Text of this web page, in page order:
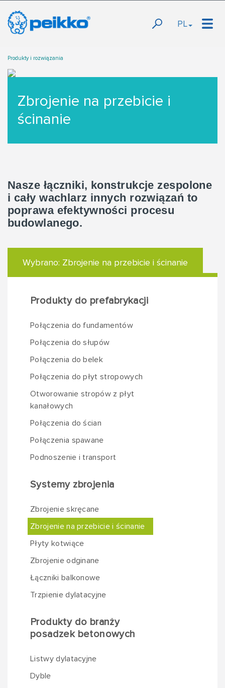
PL
Produkty i rozwiązania
Zbrojenie na przebicie i
ścinanie
Nasze łączniki, konstrukcje zespolone
i cały wachlarz innych rozwiązań to
poprawa efektywności procesu
budowlanego.
Wybrano: Zbrojenie na przebicie i ścinanie
Produkty do prefabrykacji
Połączenia do fundamentów
Połączenia do słupów
Połączenia do belek
Połączenia do płyt stropowych
Otworowanie stropów z płyt
kanałowych
Połączenia do ścian
Połączenia spawane
Podnoszenie i transport
Systemy zbrojenia
Zbrojenie skręcane
Zbrojenie na przebicie i ścinanie
Płyty kotwiące
Zbrojenie odginane
Łączniki balkonowe
Trzpienie dylatacyjne
Produkty do branży
posadzek betonowych
Listwy dylatacyjne
Dyble